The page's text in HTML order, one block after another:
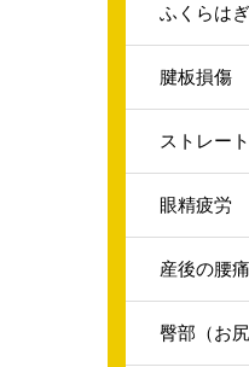
ふくらは
腱板損傷
ストレー
眼精疲労
産後の腰痛
臀部（お